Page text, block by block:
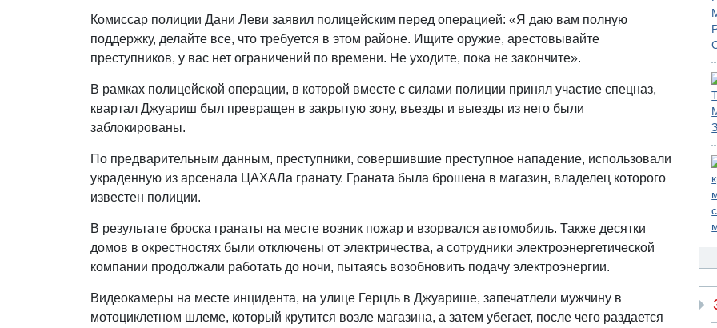
Комиссар полиции Дани Леви заявил полицейским перед операцией: «Я даю вам полную
поддержку, делайте все, что требуется в этом районе. Ищите оружие, арестовывайте
преступников, у вас нет ограничений по времени. Не уходите, пока не закончите».
В рамках полицейской операции, в которой вместе с силами полиции принял участие спецназ,
квартал Джуариш был превращен в закрытую зону, въезды и выезды из него были
заблокированы.
По предварительным данным, преступники, совершившие преступное нападение, использовали
украденную из арсенала ЦАХАЛа гранату. Граната была брошена в магазин, владелец которого
известен полиции.
В результате броска гранаты на месте возник пожар и взорвался автомобиль. Также десятки
домов в окрестностях были отключены от электричества, а сотрудники электроэнергетической
компании продолжали работать до ночи, пытаясь возобновить подачу электроэнергии.
Видеокамеры на месте инцидента, на улице Герцль в Джуарише, запечатлели мужчину в
мотоциклетном шлеме, который крутится возле магазина, а затем убегает, после чего раздается